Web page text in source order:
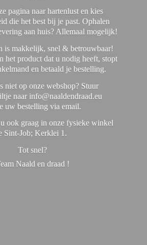
pagina naar hartenlust en kies
die het best bij je past. Ophalen
aan huis? Allemaal mogelijk!
is makkelijk, snel & betrouwbaar!
het product dat u nodig heeft, stopt
en betaald je bestelling.
niet op onze webshop? Stuur
naar info@naaldendraad.eu
uw bestelling via email.
ook graag in onze fysieke winkel
Sint-Job; Kerklei 1.
Tot snel?
Naald en draad !